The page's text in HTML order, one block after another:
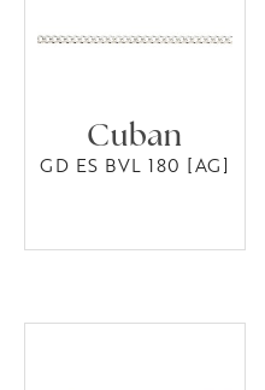
Cuban
GD ES BVL 180 [AG]